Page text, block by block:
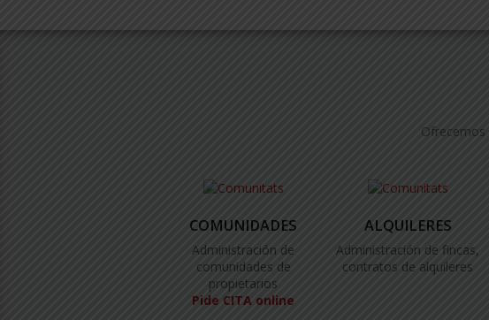
COMUNIDADES
Administración de
comunidades de
propietarios
Pide CITA online
ALQUILERES
Administración de fincas,
contratos de alquileres